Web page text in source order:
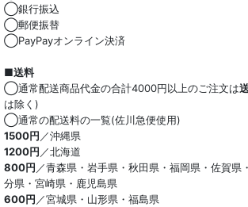
◯銀行振込
◯郵便振替
◯PayPayオンライン決済
■送料
◯通常配送商品代金の合計4000円以上のご注文は
は除く)
◯通常の配送料の一覧(佐川急便使用)
1500円 ／沖縄県
1200円 ／北海道
800円 ／青森県・岩手県・秋田県・福岡県・佐賀県
分県・宮崎県・鹿児島県
600円 ／宮城県・山形県・福島県